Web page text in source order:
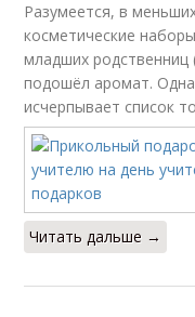
Разумеется, в
косметические
младших родственниц
подошёл аромат.
исчерпывает список
Читать дальше →